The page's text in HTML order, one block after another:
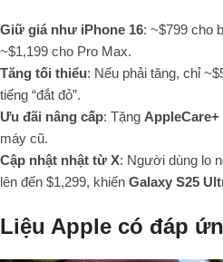
Giữ giá như iPhone 16: ~$799 cho
~$1,199 cho Pro Max.
Tăng tối thiểu: Nếu phải tăng, chỉ
tiếng “đắt đỏ”.
Ưu đãi nâng cấp: Tặng AppleCare+
máy cũ.
Cập nhật nhật từ X: Người dùng lo
lên đến $1,299, khiến Galaxy S25
Liệu Apple có đáp